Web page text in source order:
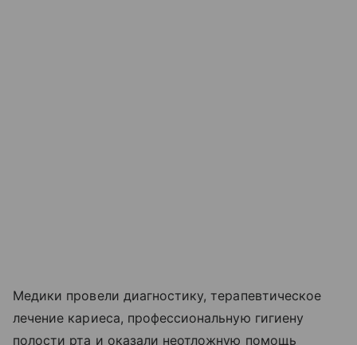
Медики провели диагностику, терапевтическое
лечение кариеса, профессиональную гигиену
полости рта и оказали неотложную помощь